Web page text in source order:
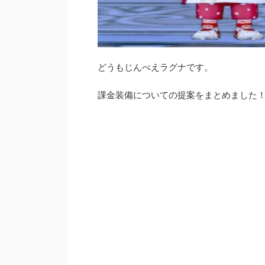
どうもじんべえラグナです。
課金装備についての提案をまとめました